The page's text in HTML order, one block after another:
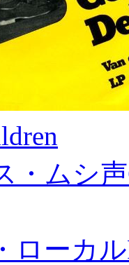
・ムシ声
ローカル